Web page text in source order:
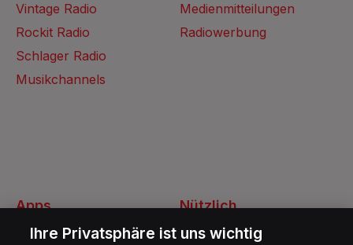
Vintage Radio
Rockit Radio
Schlager Radio
Musikchannels
Nützlich
Kontakt
Apps
Energy Radio App
Medienmitteilungen
Radiowerbung
Ihre Privatsphäre ist uns wichtig